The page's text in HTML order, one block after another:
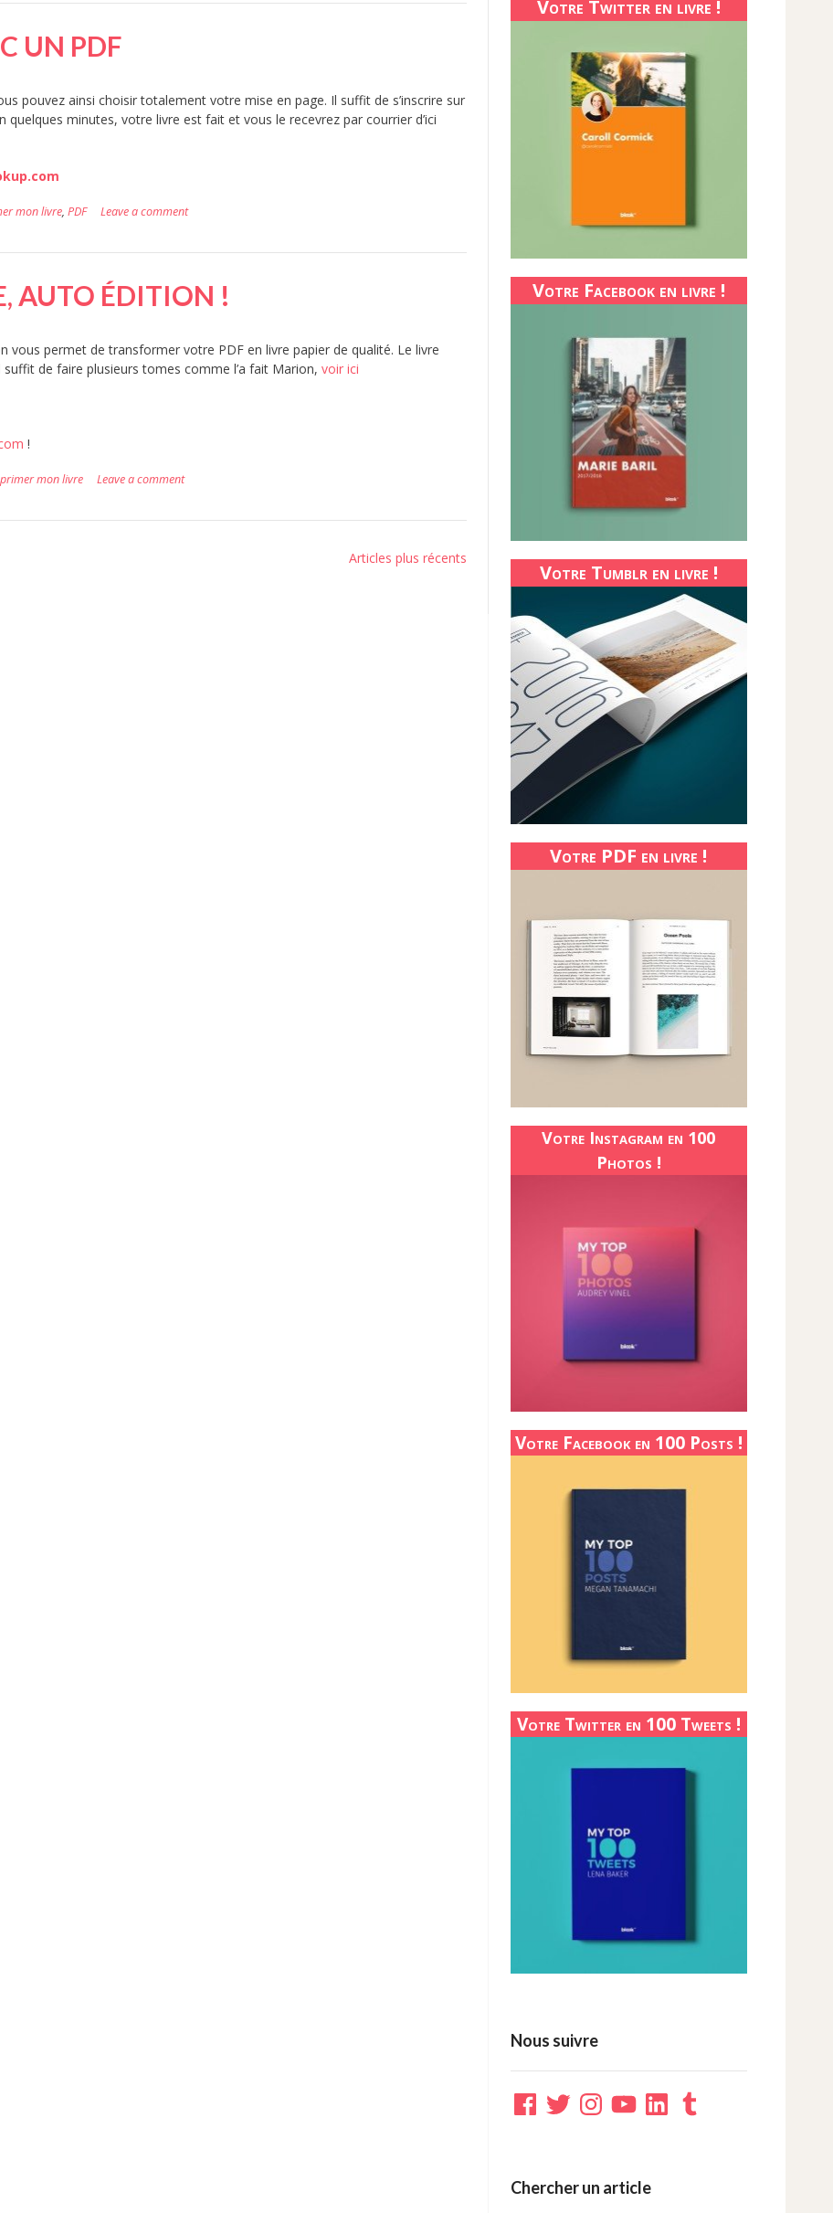
UN PDF
pouvez ainsi choisir totalement votre mise en page. Il suffit de s’inscrire sur
quelques minutes, votre livre est fait et vous le recevrez par courrier d’ici
mon livre, PDF Leave a comment
AUTO ÉDITION !
vous permet de transformer votre PDF en livre papier de qualité. Le livre
de faire plusieurs tomes comme l’a fait Marion, voir ici
!
mon livre Leave a comment
Articles plus récents
Votre Twitter en livre !
Votre Facebook en livre !
Votre Tumblr en livre !
Votre PDF en livre !
Votre Instagram en 100
Photos !
Votre Facebook en 100 Posts !
Votre Twitter en 100 Tweets !
Nous suivre
Facebook
TwitterInstagramYouTubeLinkedInTumblr
Chercher un article